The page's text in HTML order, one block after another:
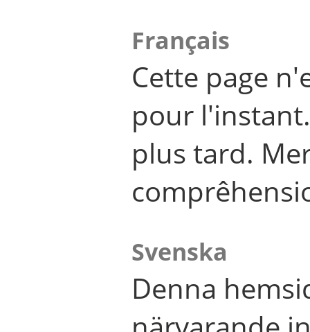
Français
Cette page
pour
plus tard.
Svenska
Denna